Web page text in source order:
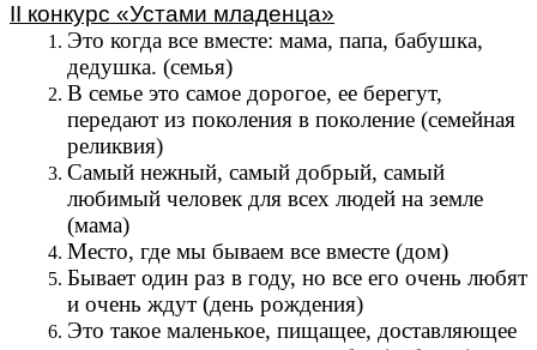
II конкурс «Устами младенца»
Это когда все вместе: мама, папа, бабушка,
дедушка. (семья)
В семье это самое дорогое, ее берегут,
передают из поколения в поколение (семейная
реликвия)
Самый нежный, самый добрый, самый
любимый человек для всех людей на земле
(мама)
Место, где мы бываем все вместе (дом)
Бывает один раз в году, но все его очень любят
и очень ждут (день рождения)
Это такое маленькое, пищащее, доставляющее